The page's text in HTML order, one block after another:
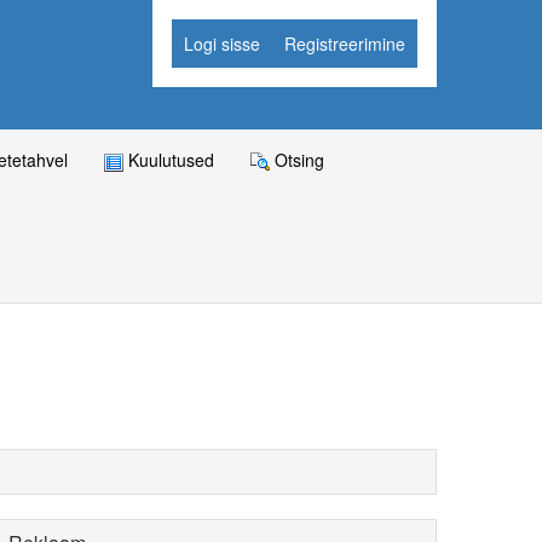
Logi sisse Registreerimine
Kuulutused Otsing